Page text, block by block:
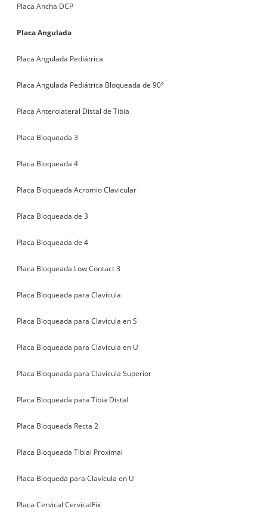
Placa Ancha DCP
Placa Angulada
Placa Angulada Pediátrica
Placa Angulada Pediátrica Bloqueada de 90°
Placa Anterolateral Distal de Tibia
Placa Bloqueada 3
Placa Bloqueada 4
Placa Bloqueada Acromio Clavicular
Placa Bloqueada de 3
Placa Bloqueada de 4
Placa Bloqueada Low Contact 3
Placa Bloqueada para Clavícula
Placa Bloqueada para Clavícula en S
Placa Bloqueada para Clavícula en U
Placa Bloqueada para Clavícula Superior
Placa Bloqueada para Tibia Distal
Placa Bloqueada Recta 2
Placa Bloqueada Tibial Proximal
Placa Bloqueda para Clavícula en U
Placa Cervical CervicalFix